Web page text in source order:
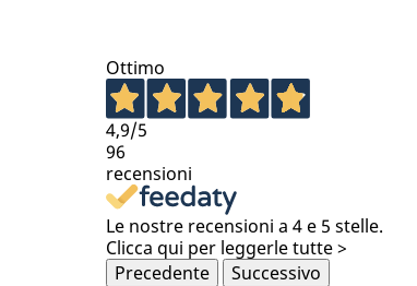
Ottimo
4,9/5
96
recensioni
Le nostre recensioni a 4 e 5 stelle.
Clicca qui per leggerle tutte >
Precedente
Successivo